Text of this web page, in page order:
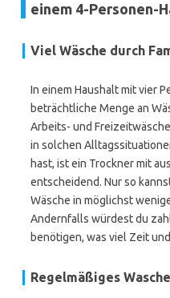
einem 4-Personen-
Viel Wäsche durch
In einem Haushalt mit vier
beträchtliche Menge an
Arbeits- und
in solchen
hast, ist ein Trockner mit
entscheidend. Nur so
Wäsche in möglichst
Andernfalls würdest du
benötigen, was viel Zeit
Regelmäßiges